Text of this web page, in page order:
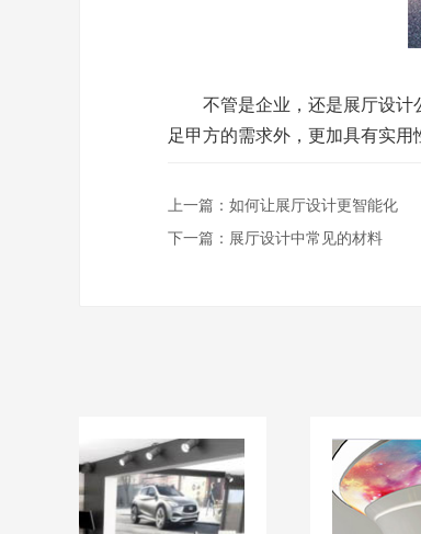
不管是企业，还是展厅设计公
足甲方的需求外，更加具有实用
上一篇： 如何让展厅设计更智能化
下一篇： 展厅设计中常见的材料